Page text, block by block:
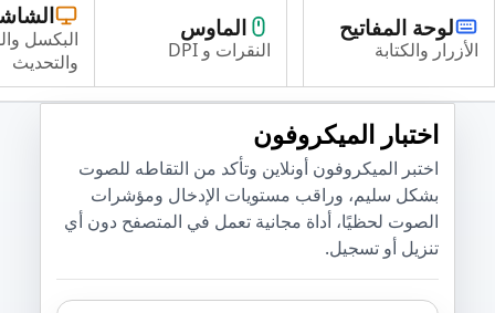
لوحة المفاتيح
الأزرار والكتابة
الماوس
النقرات و DPI
البكسل
والتحديث
اختبار الميكروفون
اختبر الميكروفون أونلاين وتأكد من التقاطه للصوت
بشكل سليم، وراقب مستويات الإدخال ومؤشرات
الصوت لحظيًا، أداة مجانية تعمل في المتصفح دون أي
تنزيل أو تسجيل.